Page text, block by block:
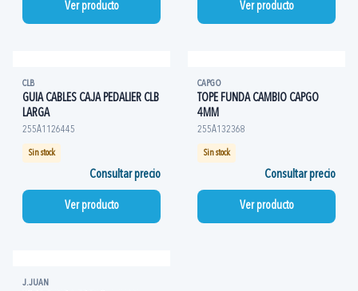
Ver producto Ver producto
CLB
GUIA CABLES CAJA PEDALIER CLB
LARGA
255A1126445
Sin stock
Consultar precio
Ver producto
CAPGO
TOPE FUNDA CAMBIO CAPGO
4MM
255A132368
Sin stock
Consultar precio
Ver producto
J.JUAN